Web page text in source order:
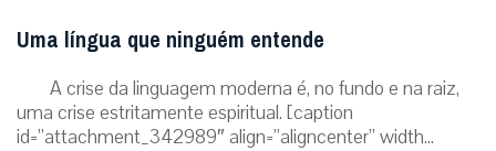
Uma língua que ninguém entende
A crise da linguagem moderna é, no fundo e na raiz,
uma crise estritamente espiritual. [caption
id=”attachment_342989″ align=”aligncenter” width...